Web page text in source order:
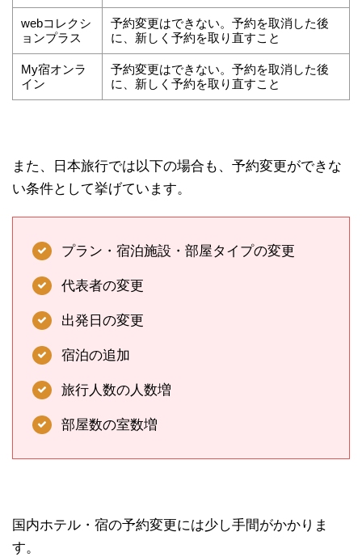
webコレクシ
ョンプラス
予約変更はできない。予約を取消した後
に、新しく予約を取り直すこと
My宿オンラ
イン
予約変更はできない。予約を取消した後
に、新しく予約を取り直すこと
また、日本旅行では以下の場合も、予約変更ができな
い条件として挙げています。
プラン・宿泊施設・部屋タイプの変更
代表者の変更
出発日の変更
宿泊の追加
旅行人数の人数増
部屋数の室数増
国内ホテル・宿の予約変更には少し手間がかかりま
す。